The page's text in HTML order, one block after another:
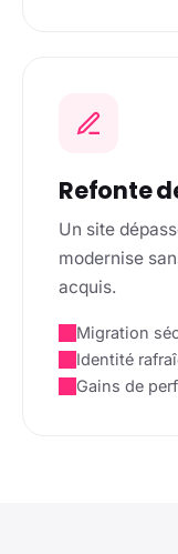
Refonte
Un site
modernise
acquis.
Migration
Identité
Gains de